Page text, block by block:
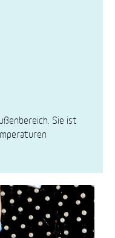
Sie ist